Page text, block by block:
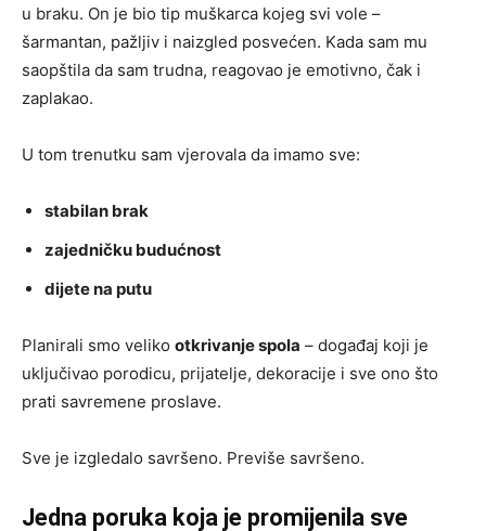
u braku. On je bio tip muškarca kojeg svi vole –
šarmantan, pažljiv i naizgled posvećen. Kada sam mu
saopštila da sam trudna, reagovao je emotivno, čak i
zaplakao.
U tom trenutku sam vjerovala da imamo sve:
stabilan brak
zajedničku budućnost
dijete na putu
Planirali smo veliko otkrivanje spola – događaj koji je
uključivao porodicu, prijatelje, dekoracije i sve ono što
prati savremene proslave.
Sve je izgledalo savršeno. Previše savršeno.
Jedna poruka koja je promijenila sve